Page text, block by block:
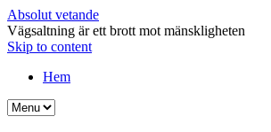
Absolut vetande
Vägsaltning är ett brott mot mänskligheten
Skip to content
Hem